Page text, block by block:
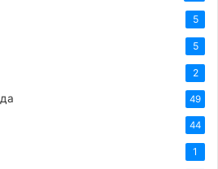
5
5
2
49
44
1